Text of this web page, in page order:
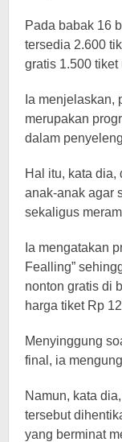
Pada babak 16
tersedia 2.600
gratis 1.500 tiket
Ia menjelaskan,
merupakan
dalam
Hal itu, kata dia,
anak-anak agar
sekaligus
Ia mengatakan
Fealling”
nonton gratis di
harga tiket Rp
Menyinggung
final, ia
Namun, kata
tersebut
yang berminat